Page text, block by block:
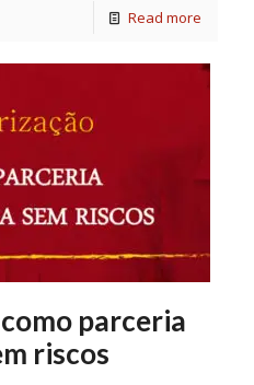
Read more
parceria
riscos